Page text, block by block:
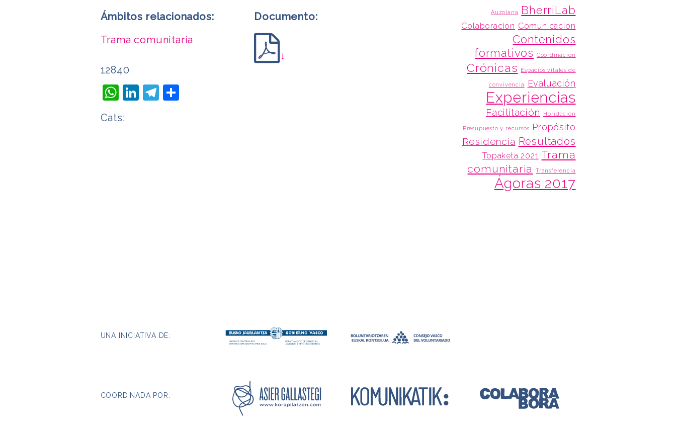
Ámbitos relacionados:
Trama comunitaria
Documento:
↓
12840
WhatsApp
LinkedIn
Telegram
Compartir
Cats:
Auzolana BherriLab
Colaboración Comunicación
Contenidos
formativos
Coordinación
Crónicas Espacios vitales de
convivencia Evaluación
Experiencias
Facilitación Hbridación
Presupuesto y recursos Propósito
Residencia Resultados
Topaketa 2021 Trama
comunitaria
Transferencia
Ágoras 2017
UNA INICIATIVA DE:
COORDINADA POR: